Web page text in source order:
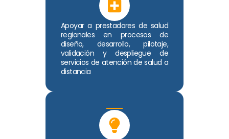
Apoyar a prestadores de salud
regionales en procesos de
diseño, desarrollo, pilotaje,
validación y despliegue de
servicios de atención de salud a
distancia